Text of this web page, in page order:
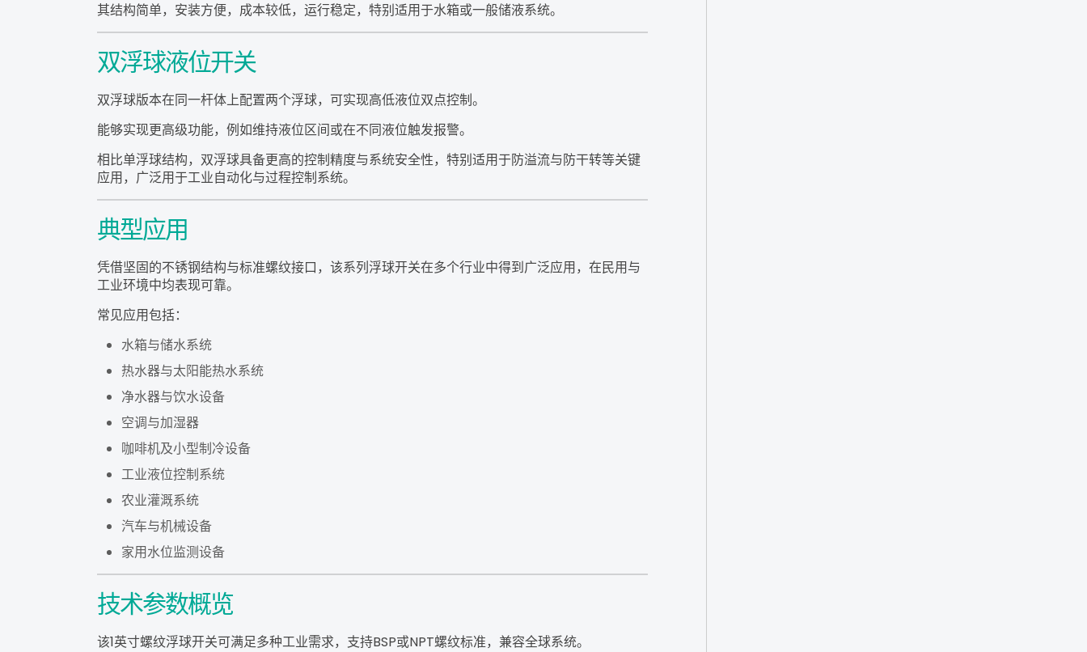
其结构简单，安装方便，成本较低，运行稳定，特别适用于水箱或一般储液系统。
双浮球液位开关
双浮球版本在同一杆体上配置两个浮球，可实现高低液位双点控制。
能够实现更高级功能，例如维持液位区间或在不同液位触发报警。
相比单浮球结构，双浮球具备更高的控制精度与系统安全性，特别适用于防溢流与防干转等关键
应用，广泛用于工业自动化与过程控制系统。
典型应用
凭借坚固的不锈钢结构与标准螺纹接口，该系列浮球开关在多个行业中得到广泛应用，在民用与
工业环境中均表现可靠。
常见应用包括：
水箱与储水系统
热水器与太阳能热水系统
净水器与饮水设备
空调与加湿器
咖啡机及小型制冷设备
工业液位控制系统
农业灌溉系统
汽车与机械设备
家用水位监测设备
技术参数概览
该1英寸螺纹浮球开关可满足多种工业需求，支持BSP或NPT螺纹标准，兼容全球系统。